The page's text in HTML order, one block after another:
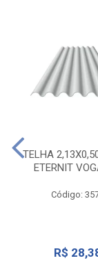
TELHA
ETERNIT
Código:
R$